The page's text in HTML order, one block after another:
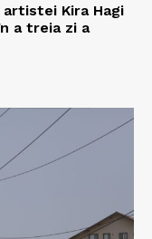
Kira Hagi
a treia zi a